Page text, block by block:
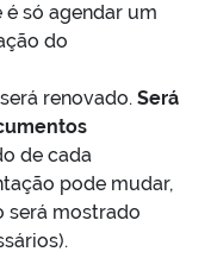
é só agendar um
do
renovado. Será
de cada
pode mudar,
será mostrado